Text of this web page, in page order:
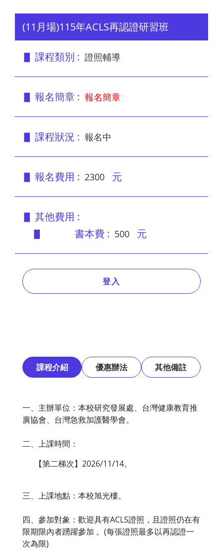
(11月場)115年ACLS再認證研習班
▋ 課程類別 : 證照輔導
▋ 報名簡章 : 報名簡章
▋ 課程狀況 : 報名中
▋ 報名費用 : 2300 元
▋ 其他費用 :
▋ 書本費 : 500 元
登入
課程介紹 優惠辦法 其他備註
一、主辦單位：本校研究發展處、台灣健康教育推
廣協會、台灣急救加護醫學會。
二、上課時間：
【第二梯次】2026/11/14。
三、上課地點：本校旭光樓。
四、參加對象：歡迎具有ACLS證照，且證照仍在有
限期限內者踴躍參加 。(每張證照最多以再認證一
次為限)